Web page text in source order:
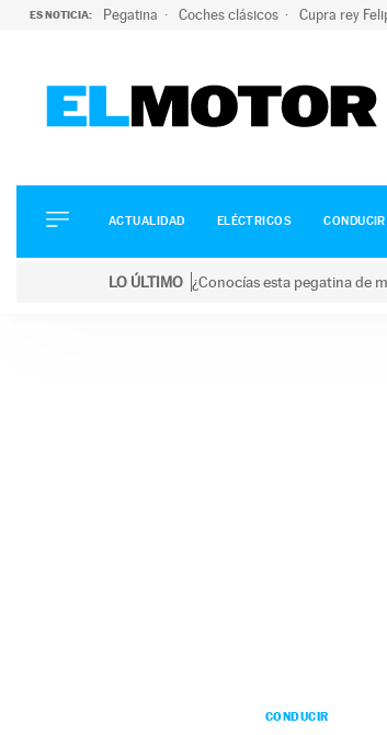
ES NOTICIA: Pegatina Coches clásicos Cupra rey
ELÉCTRICOS
CONDUCIR
ACTUALIDAD ELÉCTRICOS CONDUCIR
LO ÚLTIMO ¿Conocías esta pegatina de
CONDUCIR